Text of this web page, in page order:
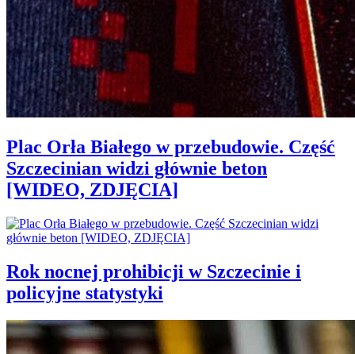
Plac Orła Białego w przebudowie. Część
Szczecinian widzi głównie beton
[WIDEO, ZDJĘCIA]
Rok nocnej prohibicji w Szczecinie i
policyjne statystyki